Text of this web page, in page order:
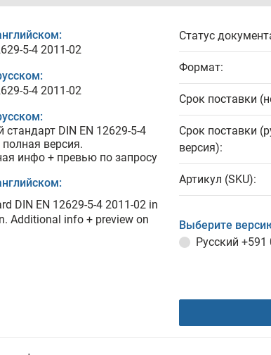
5-4 2011-02
5-4 2011-02
DIN EN 12629-5-4
версия.
инфо + превью по запросу
DIN EN 12629-5-4 2011-02 in
Additional info + preview on
Статус
Формат:
Срок поставки
Срок поставки
версия):
Артикул (SKU):
Выберите
Русский +591